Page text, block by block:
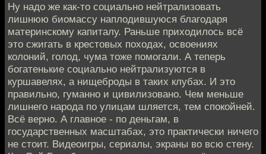
Ну надо же как-то социально нейтрализовать
лишнюю биомассу наплодившуюся благодаря
материнскому капиталу. Раньше приходилось всё
это сжигать в крестовых походах, освоениях
колоний, голод, чума тоже помогали. А теперь
богатенькие социально нейтрализуются в
куршавелях, а нищеброды в таких клубах. И это
правильно, гуманно и цивилизовано. Чем меньше
лишнего народа по улицам шляется, тем спокойней.
Всё верно. А главное - по деньгам, в
государственных масштабах, это практически ничего
не стоит. Видеоигры, сериалы, экраны во всю стену.